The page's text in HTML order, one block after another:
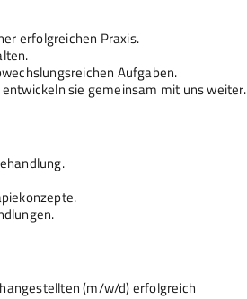
erfolgreichen Praxis.
Aufgaben.
sie gemeinsam mit uns weiter.
(m/w/d) erfolgreich